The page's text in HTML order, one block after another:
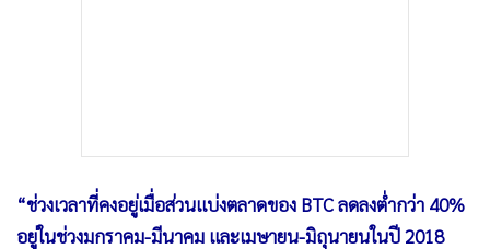
“ช่วงเวลาที่คงอยู่เมื่อส่วนแบ่งตลาดของ BTC ลดลงต่ำกว่า 40%
อยู่ในช่วงมกราคม-มีนาคม และเมษายน-มิถุนายนในปี 2018